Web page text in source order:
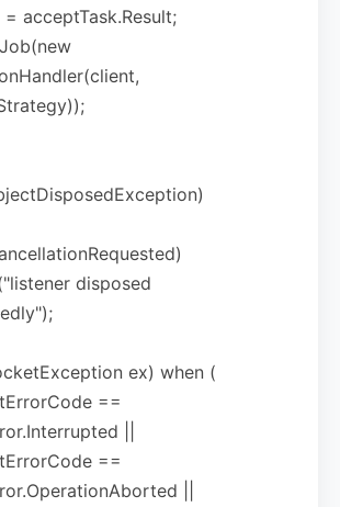
acceptTask.Result;
disposed
ex) when (
==
||
==
||